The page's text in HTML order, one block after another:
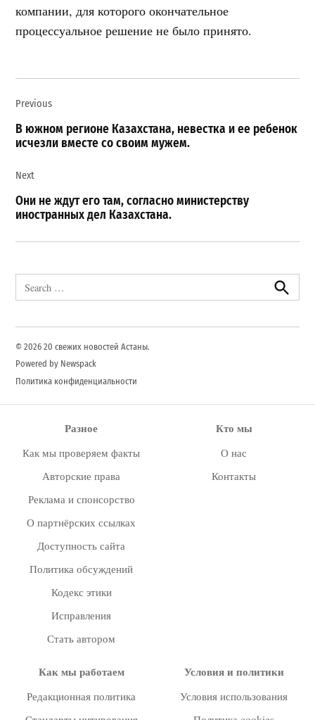
компании, для которого окончательное
процессуальное решение не было принято.
по
записям
Previous
В южном регионе Казахстана, невестка и ее ребенок
исчезли вместе со своим мужем.
Next
Они не ждут его там, согласно министерству
иностранных дел Казахстана.
for:
Search
© 2026 20 свежих новостей Астаны.
Powered by Newspack
Политика конфиденциальности
Разное
Как мы проверяем факты
Авторские права
Реклама и спонсорство
О партнёрских ссылках
Доступность сайта
Политика обсуждений
Кодекс этики
Исправления
Стать автором
Кто мы
О нас
Контакты
Как мы работаем
Редакционная политика
Условия и политики
Условия использования